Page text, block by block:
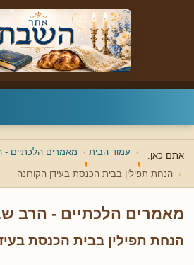
אתם כאן: עמוד הבית מאמרים הלכתיים -
הנחת תפילין בבית הכנסת בעידן הקורונה
מאמרים הלכתיים - הרב
הנחת תפילין בבית הכנסת